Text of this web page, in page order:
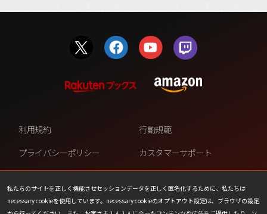
私たちのサイトを正しく機能させセッションデータを正しく匿名化するために、私たちは
necessary cookieを使用しています。necessary cookieのオプトアウト設定は、ブラウザの設定
利用規約
行動規範
プライバシーポリシー
カスタマーサポート
ファンコンテンツ・ポリシー
個人情報の販売や共有を許可し
ない
COOKIE
プレスリリース